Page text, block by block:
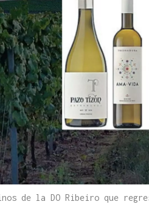
de la DO Ribeiro que